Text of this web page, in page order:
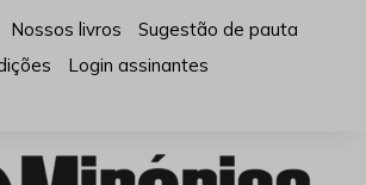
Nossos livros
Sugestão de pauta
Login assinantes